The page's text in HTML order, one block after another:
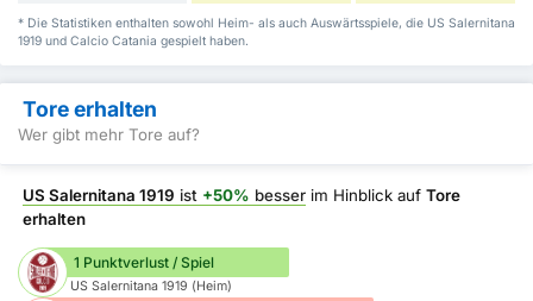
* Die Statistiken enthalten sowohl Heim- als auch Auswärtsspiele, die US Salernitana
1919 und Calcio Catania gespielt haben.
Tore erhalten
Wer gibt mehr Tore auf?
US Salernitana 1919 ist +50% besser im Hinblick auf Tore
erhalten
1 Punktverlust / Spiel
US Salernitana 1919 (Heim)